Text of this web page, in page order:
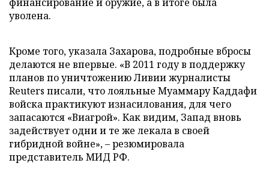
уволена.
Кроме того, указала Захарова, подробные вбросы
делаются не впервые. «В 2011 году в поддержку
планов по уничтожению Ливии журналисты
Reuters писали, что лояльные Муаммару Каддафи
войска практикуют изнасилования, для чего
запасаются «Виагрой». Как видим, Запад вновь
задействует одни и те же лекала в своей
гибридной войне», – резюмировала
представитель МИД РФ.